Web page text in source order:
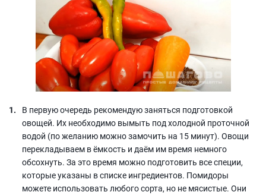
В первую очередь рекомендую заняться подготовкой
овощей. Их необходимо вымыть под холодной проточной
водой (по желанию можно замочить на 15 минут). Овощи
перекладываем в ёмкость и даём им время немного
обсохнуть. За это время можно подготовить все специи,
которые указаны в списке ингредиентов. Помидоры
можете использовать любого сорта, но не мясистые. Они